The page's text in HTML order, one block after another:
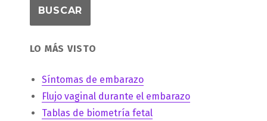
LO MÁS VISTO
Síntomas de embarazo
Flujo vaginal durante el embarazo
Tablas de biometría fetal